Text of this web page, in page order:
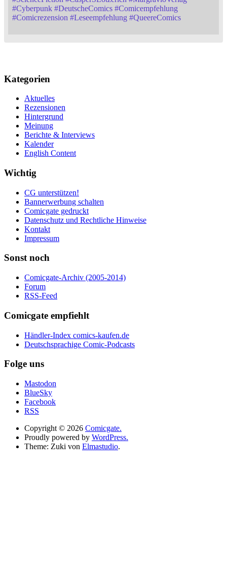
#Cyberpunk #DeutscheComics #Comicempfehlung
#Comicrezension #Leseempfehlung #QueereComics
Kategorien
Aktuelles
Rezensionen
Hintergrund
Meinung
Berichte & Interviews
Kalender
English Content
Wichtig
CG unterstützen!
Bannerwerbung schalten
Comicgate gedruckt
Datenschutz und Rechtliche Hinweise
Kontakt
Impressum
Sonst noch
Comicgate-Archiv (2005-2014)
Forum
RSS-Feed
Comicgate empfiehlt
Händler-Index comics-kaufen.de
Deutschsprachige Comic-Podcasts
Folge uns
Mastodon
BlueSky
Facebook
RSS
Copyright © 2026 Comicgate.
Proudly powered by WordPress.
Theme: Zuki von Elmastudio.